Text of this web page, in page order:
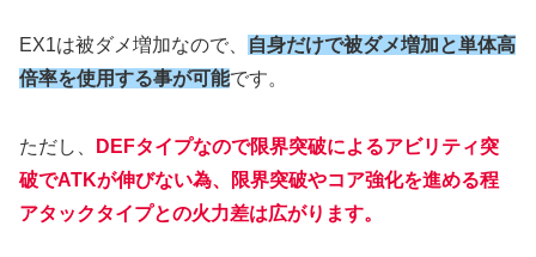
EX1は被ダメ増加なので、
自身だけで被ダメ増加と単体高
倍率を使用する事が可能です。
ただし、
DEFタイプなので限界突破によるアビリティ突
破でATKが伸びない為、限界突破やコア強化を進める程
アタックタイプとの火力差は広がります。